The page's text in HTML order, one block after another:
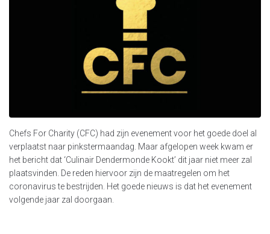
Chefs For Charity (CFC) had zijn evenement voor het goede doel al
verplaatst naar pinkstermaandag. Maar afgelopen week kwam er
het bericht dat ‘Culinair Dendermonde Kookt’ dit jaar niet meer zal
plaatsvinden. De reden hiervoor zijn de maatregelen om het
coronavirus te bestrijden. Het goede nieuws is dat het evenement
volgende jaar zal doorgaan.